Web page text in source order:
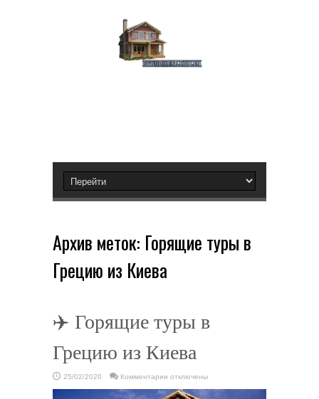
Архив меток: Горящие туры в
Грецию из Киева
✈️ Горящие туры в
Грецию из Киева
25/02/2020 Комментарии
✈️
отключены